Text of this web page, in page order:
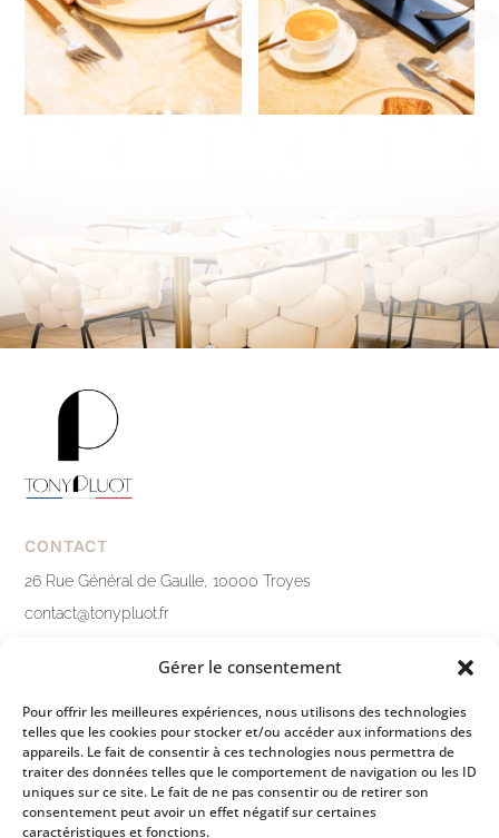
Gérer le consentement
Pour offrir les meilleures expériences, nous utilisons des technologies
telles que les cookies pour stocker et/ou accéder aux informations des
appareils. Le fait de consentir à ces technologies nous permettra de
traiter des données telles que le comportement de navigation ou les ID
uniques sur ce site. Le fait de ne pas consentir ou de retirer son
consentement peut avoir un effet négatif sur certaines
caractéristiques et fonctions.
CONTACT
26 Rue Général de Gaulle, 10000 Troyes
contact@tonypluot.fr
LIENS PRATIQUES
Mentions légales
Politique de confidentialité